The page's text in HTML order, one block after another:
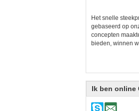
Het snelle
gebaseerd op
concepten
bieden, winnen
Ik ben online